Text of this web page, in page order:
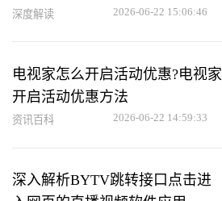
深度解读 2026-06-22 15:06:46
电视家怎么开启活动优惠?电视家
开启活动优惠方法
资讯百科 2026-06-22 14:59:33
深入解析BYTV跳转接口点击进